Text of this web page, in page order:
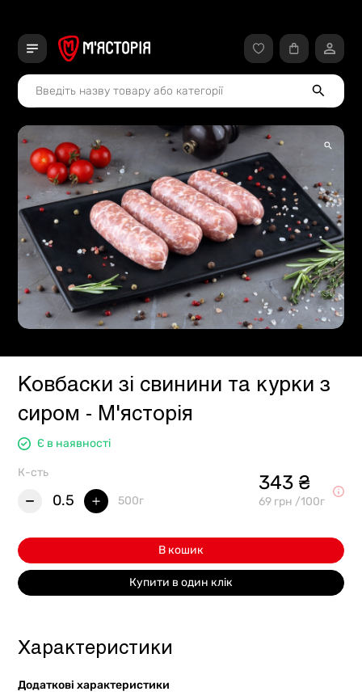
Ковбаски зі свинини та курки з
сиром - М'ясторія
Є в наявності
К-сть
0.5 500г
343 ₴
69 грн /100г
В кошик
Купити в один клік
Характеристики
Додаткові характеристики